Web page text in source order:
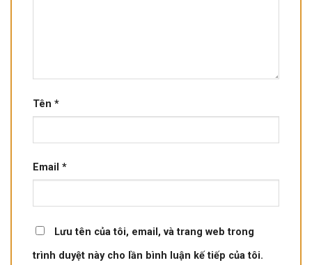
Tên *
Email *
Lưu tên của tôi, email, và trang web trong
trình duyệt này cho lần bình luận kế tiếp của tôi.